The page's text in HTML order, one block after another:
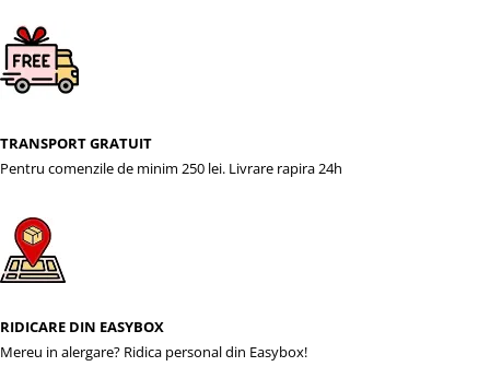
TRANSPORT GRATUIT
Pentru comenzile de minim 250 lei. Livrare rapira 24h
RIDICARE DIN EASYBOX
Mereu in alergare? Ridica personal din Easybox!